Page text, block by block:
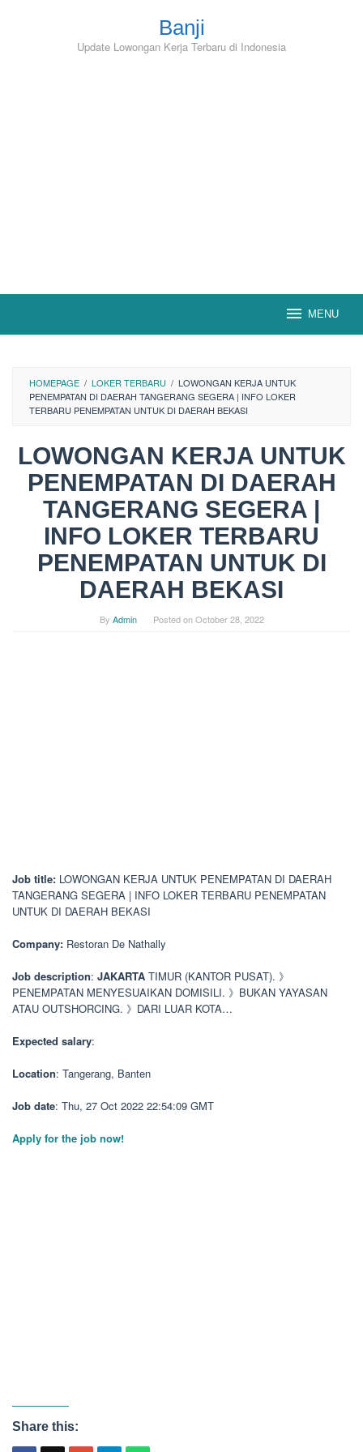
Banji
Update Lowongan Kerja Terbaru di Indonesia
MENU
HOMEPAGE / LOKER TERBARU / LOWONGAN KERJA UNTUK
PENEMPATAN DI DAERAH TANGERANG SEGERA | INFO LOKER
TERBARU PENEMPATAN UNTUK DI DAERAH BEKASI
LOWONGAN KERJA UNTUK
PENEMPATAN DI DAERAH
TANGERANG SEGERA |
INFO LOKER TERBARU
PENEMPATAN UNTUK DI
DAERAH BEKASI
By Admin Posted onOctober 28, 2022
Job title: LOWONGAN KERJA UNTUK PENEMPATAN DI DAERAH
TANGERANG SEGERA | INFO LOKER TERBARU PENEMPATAN
UNTUK DI DAERAH BEKASI
Company: Restoran De Nathally
Job description: JAKARTA TIMUR (KANTOR PUSAT). 》
PENEMPATAN MENYESUAIKAN DOMISILI. 》BUKAN YAYASAN
ATAU OUTSHORCING. 》DARI LUAR KOTA…
Expected salary:
Location: Tangerang, Banten
Job date: Thu, 27 Oct 2022 22:54:09 GMT
Apply for the job now!
Share this: